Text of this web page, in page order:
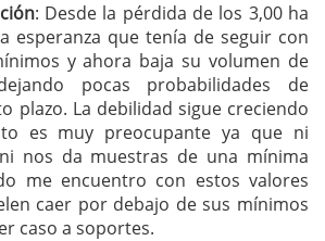
: Desde la pérdida de los 3,00 ha
esperanza que tenía de seguir con
y ahora baja su volumen de
pocas probabilidades de
plazo. La debilidad sigue creciendo
es muy preocupante ya que ni
nos da muestras de una mínima
me encuentro con estos valores
caer por debajo de sus mínimos
caso a soportes.